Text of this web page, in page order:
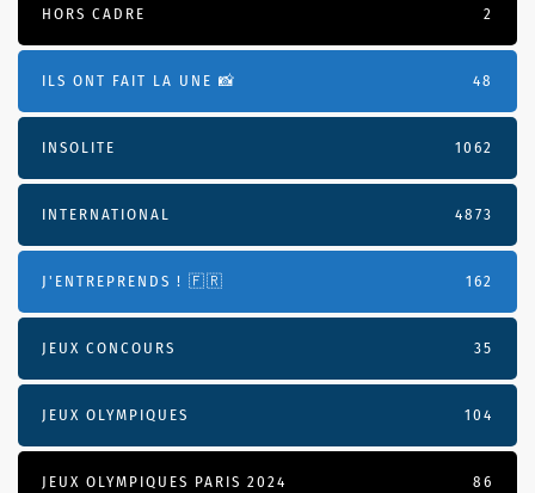
HORS CADRE 2
ILS ONT FAIT LA UNE 📸 48
INSOLITE 1062
INTERNATIONAL 4873
J'ENTREPRENDS ! 🇫🇷 162
JEUX CONCOURS 35
JEUX OLYMPIQUES 104
JEUX OLYMPIQUES PARIS 2024 86